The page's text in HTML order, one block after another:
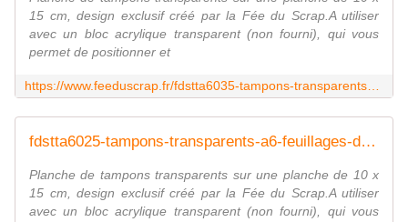
15 cm, design exclusif créé par la Fée du Scrap.A utiliser
avec un bloc acrylique transparent (non fourni), qui vous
permet de positionner et
fdstta6025-tampons-transparents-a6-feuillages-de-printemps FEE DU SCRAP
Planche de tampons transparents sur une planche de 10 x
15 cm, design exclusif créé par la Fée du Scrap.A utiliser
avec un bloc acrylique transparent (non fourni), qui vous